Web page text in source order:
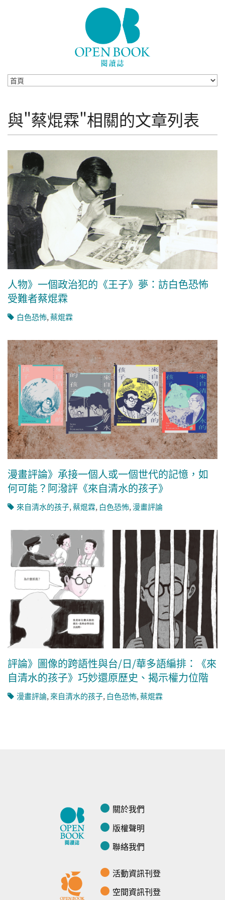
與"蔡焜霖"相關的文章列表
人物》一個政治犯的《王子》夢：訪白色恐怖
受難者蔡焜霖
白色恐怖,蔡焜霖
漫畫評論》承接一個人或一個世代的記憶，如
何可能？阿潑評《來自清水的孩子》
來自清水的孩子,蔡焜霖, 白色恐怖,漫畫評論
評論》圖像的跨語性與台/日/華多語編排：《來
自清水的孩子》巧妙還原歷史、揭示權力位階
漫畫評論,來自清水的孩子, 白色恐怖,蔡焜霖
關於我們
版權聲明
聯絡我們
活動資訊刊登
空間資訊刊登